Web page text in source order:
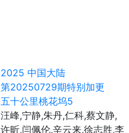
2025 中国大陆
第20250729期特别加更
五十公里桃花坞5
汪峰,宁静,朱丹,仁科,蔡文静,
许昕,闫佩伦,辛云来,徐志胜,李